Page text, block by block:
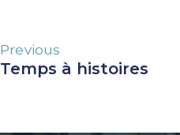
Previous
Temps à histoires